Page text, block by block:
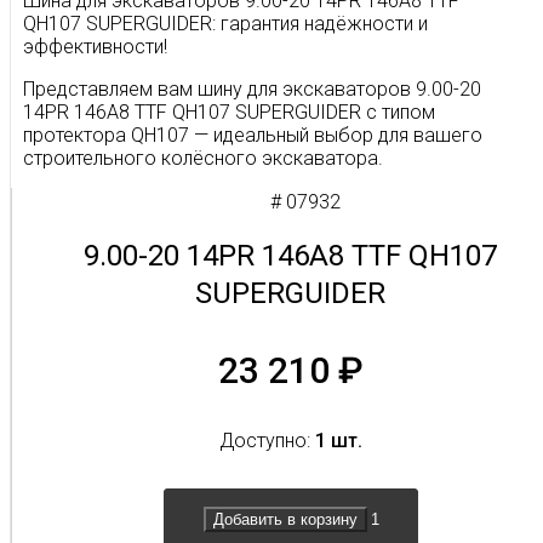
QH107 SUPERGUIDER: гарантия надёжности и
эффективности!
Представляем вам шину для экскаваторов 9.00-20
14PR 146A8 TTF QH107 SUPERGUIDER с типом
протектора QH107 — идеальный выбор для вашего
строительного колёсного экскаватора.
Когда дело касается выбора шин для техники
котлованов), место её использования имеет огромное
значение. Именно поэтому наша шина разработана
так, чтобы ваш экскаватор не застревал в грязи, глине
Шина 9.00-20 14PR 146A8 SUPERGUIDER оснащена
протектором QH107, специально разработанным для
ваша техника будет легко перемещаться по сложным
поверхностям, не доставляя вам дополнительных
Мы также предлагаем вам шину, которая
# 07932
9.00-20 14PR 146A8 TTF QH107
SUPERGUIDER
23 210 ₽
Доступно: 1 шт.
Добавить в корзину